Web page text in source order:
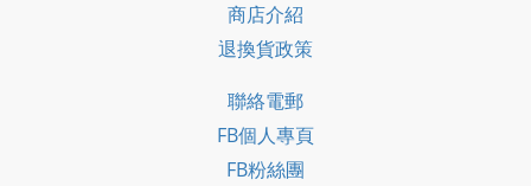
商店介紹
退換貨政策
聯絡電郵
FB個人專頁
FB粉絲團